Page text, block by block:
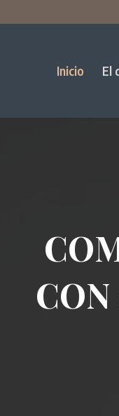
Inicio El